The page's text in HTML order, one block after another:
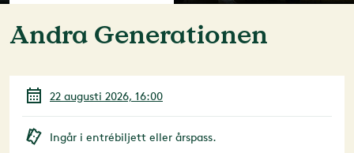
Andra Generationen
22 augusti 2026, 16:00
Ingår i entrébiljett eller årspass.